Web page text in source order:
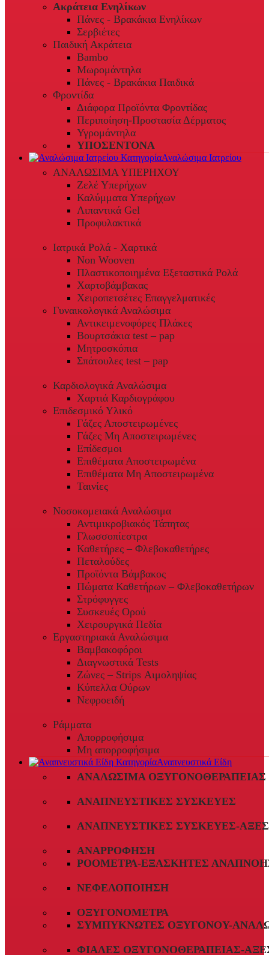
Ακράτεια Ενηλίκων
Πάνες - Βρακάκια Ενηλίκων
Σερβιέτες
Παιδική Ακράτεια
Bambo
Μωρομάντηλα
Πάνες - Βρακάκια Παιδικά
Φροντίδα
Διάφορα Προϊόντα Φροντίδας
Περιποίηση-Προστασία Δέρματος
Υγρομάντηλα
ΥΠΟΣΕΝΤΟΝΑ
Αναλώσιμα Ιατρείου
ΑΝΑΛΩΣΙΜΑ ΥΠΕΡΗΧΟΥ
Ζελέ Υπερήχων
Καλύμματα Υπερήχων
Λιπαντικά Gel
Προφυλακτικά
Ιατρικά Ρολά - Χαρτικά
Non Wooven
Πλαστικοποιημένα Εξεταστικά Ρολά
Χαρτοβάμβακας
Χειροπετσέτες Επαγγελματικές
Γυναικολογικά Αναλώσιμα
Αντικειμενοφόρες Πλάκες
Βουρτσάκια test – pap
Μητροσκόπια
Σπάτουλες test – pap
Καρδιολογικά Αναλώσιμα
Χαρτιά Καρδιογράφου
Επιδεσμικό Υλικό
Γάζες Αποστειρωμένες
Γάζες Μη Αποστειρωμένες
Επίδεσμοι
Επιθέματα Αποστειρωμένα
Επιθέματα Μη Αποστειρωμένα
Ταινίες
Νοσοκομειακά Αναλώσιμα
Αντιμικροβιακός Τάπητας
Γλωσσοπίεστρα
Καθετήρες – Φλεβοκαθετήρες
Πεταλούδες
Προϊόντα Βάμβακος
Πώματα Καθετήρων – Φλεβοκαθετήρων
Στρόφυγγες
Συσκευές Ορού
Χειρουργικά Πεδία
Εργαστηριακά Αναλώσιμα
Βαμβακοφόροι
Διαγνωστικά Tests
Ζώνες – Strips Αιμοληψίας
Κύπελλα Ούρων
Νεφροειδή
Ράμματα
Απορροφήσιμα
Μη απορροφήσιμα
Αναπνευστικά Είδη
ΑΝΑΛΏΣΙΜΑ ΟΞΥΓΟΝΟΘΕΡΑΠΕΊΑΣ
ΑΝΑΠΝΕΥΣΤΙΚΈΣ ΣΥΣΚΕΥΈΣ
ΑΝΑΠΝΕΥΣΤΙΚΈΣ ΣΥΣΚΕΥΈΣ-
ΑΝΑΡΡΌΦΗΣΗ
ΡΟΌΜΕΤΡΑ-ΕΞΑΣΚΗΤΈΣ
ΝΕΦΕΛΟΠΟΊΗΣΗ
ΟΞΥΓΟΝΌΜΕΤΡΑ
ΣΥΜΠΥΚΝΩΤΈΣ ΟΞΥΓΌΝΟΥ-
ΦΙΆΛΕΣ ΟΞΥΓΟΝΟΘΕΡΑΠΕΊΑΣ-